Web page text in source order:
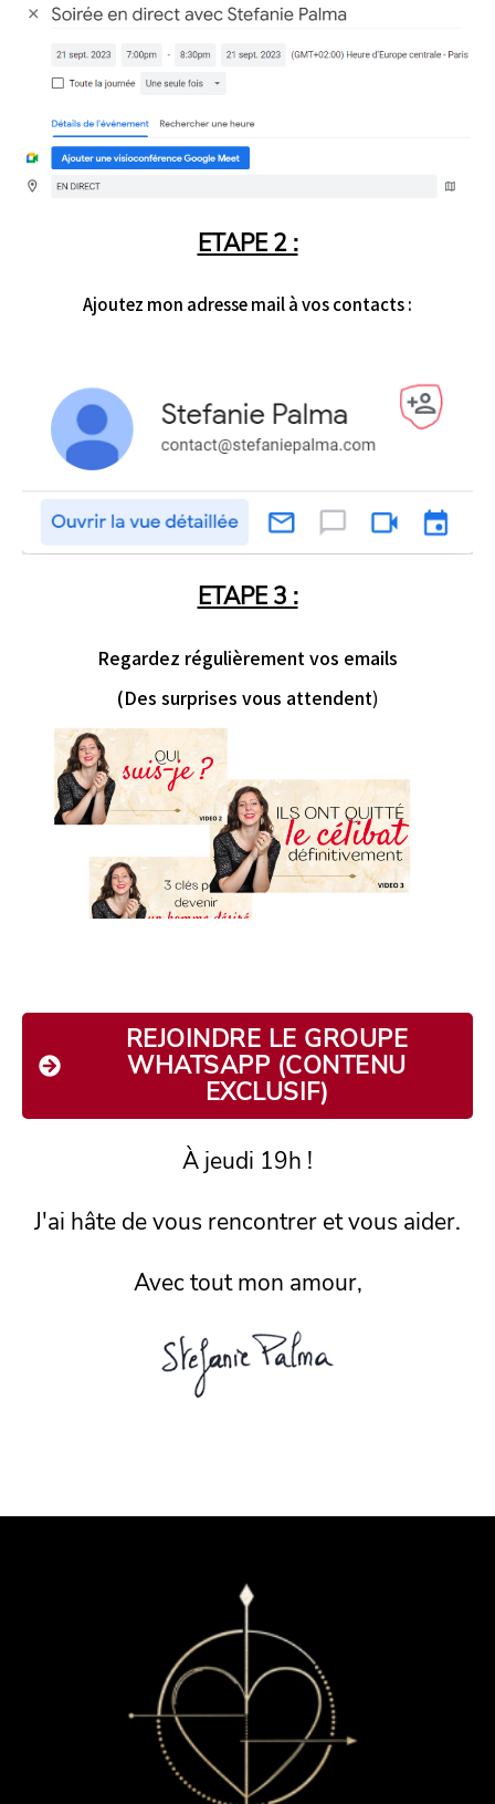
ETAPE 2 :
Ajoutez mon adresse mail à vos contacts :
ETAPE 3 :
Regardez régulièrement vos emails
(Des surprises vous attendent)
REJOINDRE LE GROUPE
WHATSAPP (CONTENU
EXCLUSIF)
À jeudi 19h !
J'ai hâte de vous rencontrer et vous aider.
Avec tout mon amour,